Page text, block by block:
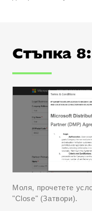
Стъпка 8:
Моля, прочетете
"Close" (Затвори).